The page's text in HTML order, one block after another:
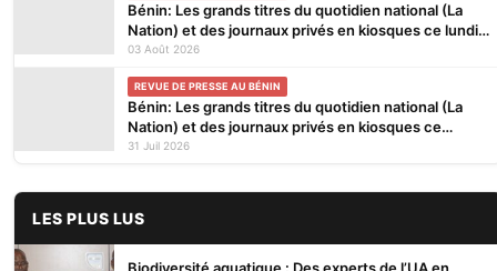
Bénin: Les grands titres du quotidien national (La
Nation) et des journaux privés en kiosques ce lundi
3 Août 2026
03 Août 2026
REVUE DE PRESSE AU BÉNIN
Bénin: Les grands titres du quotidien national (La
Nation) et des journaux privés en kiosques ce
vendredi 31 Juillet 2026
31 Juil 2026
LES PLUS LUS
Biodiversité aquatique : Des experts de l’UA en